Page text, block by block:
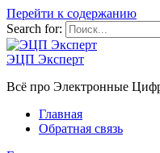
Перейти к содержанию
Search for:
ЭЦП Эксперт
Всё про Электронные
Главная
Обратная связь